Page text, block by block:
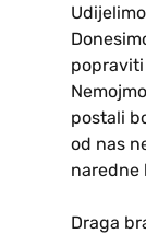
popraviti
postali
od nas
naredne
Draga